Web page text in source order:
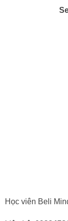
Học viên Beli